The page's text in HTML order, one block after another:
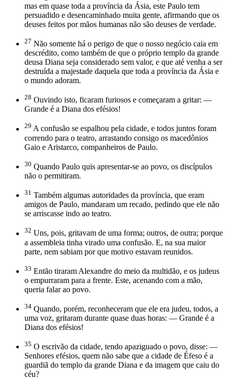
mas em quase toda a província da Ásia, este Paulo tem
persuadido e desencaminhado muita gente, afirmando que os
deuses feitos por mãos humanas não são deuses de verdade.
27 Não somente há o perigo de que o nosso negócio caia em
descrédito, como também de que o próprio templo da grande
deusa Diana seja considerado sem valor, e que até venha a ser
destruída a majestade daquela que toda a província da Ásia e
o mundo adoram.
28 Ouvindo isto, ficaram furiosos e começaram a gritar: —
Grande é a Diana dos efésios!
29 A confusão se espalhou pela cidade, e todos juntos foram
correndo para o teatro, arrastando consigo os macedônios
Gaio e Aristarco, companheiros de Paulo.
30 Quando Paulo quis apresentar-se ao povo, os discípulos
não o permitiram.
31 Também algumas autoridades da província, que eram
amigos de Paulo, mandaram um recado, pedindo que ele não
se arriscasse indo ao teatro.
32 Uns, pois, gritavam de uma forma; outros, de outra; porque
a assembleia tinha virado uma confusão. E, na sua maior
parte, nem sabiam por que motivo estavam reunidos.
33 Então tiraram Alexandre do meio da multidão, e os judeus
o empurraram para a frente. Este, acenando com a mão,
queria falar ao povo.
34 Quando, porém, reconheceram que ele era judeu, todos, a
uma voz, gritaram durante quase duas horas: — Grande é a
Diana dos efésios!
35 O escrivão da cidade, tendo apaziguado o povo, disse: —
Senhores efésios, quem não sabe que a cidade de Éfeso é a
guardiã do templo da grande Diana e da imagem que caiu do
céu?